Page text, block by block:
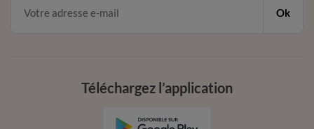
Ok
Téléchargez l’application